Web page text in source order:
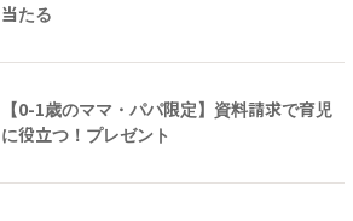
当たる
【0-1歳のママ・パパ限定】資料請求で育児
に役立つ！プレゼント